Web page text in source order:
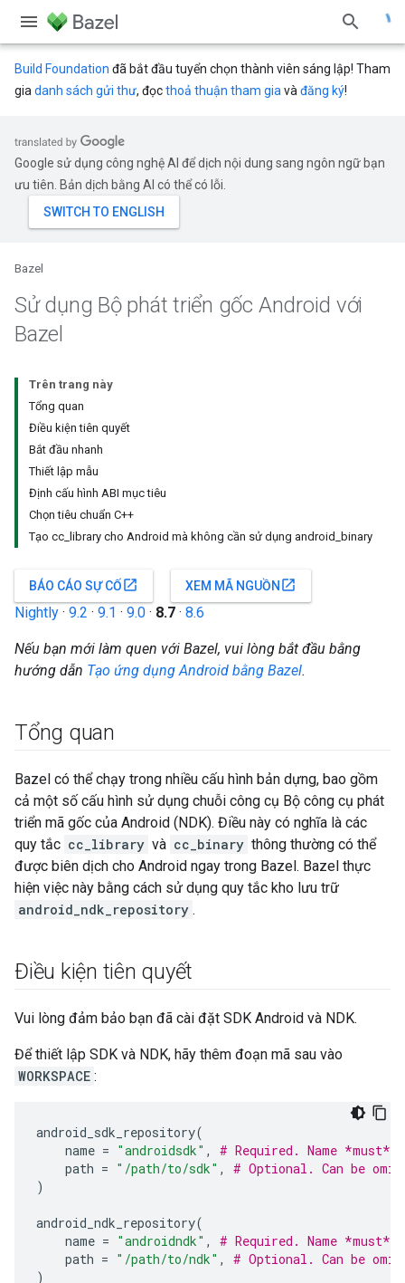
Build Foundation đã bắt đầu tuyển chọn thành viên sáng lập! Tham
gia danh sách gửi thư, đọcthoả thuận tham gia và đăng ký!
Google sử dụng công nghệ AI để dịch nội dung sang ngôn ngữ bạn
ưu tiên. Bản dịch bằng AI có thể có lỗi.
Bazel
Sử dụng Bộ phát triển gốc Android với
Bazel
Trên trang này
Tổng quan
Điều kiện tiên quyết
Bắt đầu nhanh
Thiết lập mẫu
Định cấu hình ABI mục tiêu
Chọn tiêu chuẩn C++
Tạo cc_library cho Android mà không cần sử dụng android_binary
BÁO CÁO SỰ CỐopen_in_new XEM MÃ NGUỒN open_in_new
Nightly · 9.2 · 9.1 · 9.0 · 8.7 · 8.6
Nếu bạn mới làm quen với Bazel, vui lòng bắt đầu bằng
hướng dẫn Tạo ứng dụng Android bằng Bazel.
Tổng quan
Bazel có thể chạy trong nhiều cấu hình bản dựng, bao gồm
cả một số cấu hình sử dụng chuỗi công cụ Bộ công cụ phát
triển mã gốc của Android (NDK). Điều này có nghĩa là các
quy tắc cc_library và cc_binary thông thường có thể
được biên dịch cho Android ngay trong Bazel. Bazel thực
hiện việc này bằng cách sử dụng quy tắc kho lưu trữ
android_ndk_repository .
Điều kiện tiên quyết
Vui lòng đảm bảo bạn đã cài đặt SDK Android và NDK.
Để thiết lập SDK và NDK, hãy thêm đoạn mã sau vào
WORKSPACE :
android_sdk_repository(
name = "androidsdk" ,
# Required. Name *must*
path = "/path/to/sdk" ,
# Optional. Can be
)
android_ndk_repository(
name = "androidndk" ,
# Required. Name *must*
path = "/path/to/ndk" ,
# Optional. Can be
)